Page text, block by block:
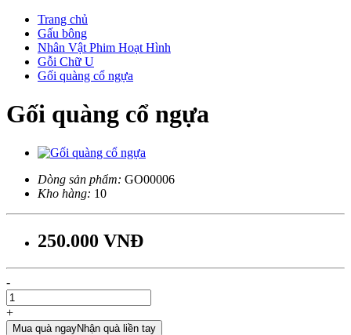
Trang chủ
Gấu bông
Nhân Vật Phim Hoạt Hình
Gỗi Chữ U
Gối quàng cổ ngựa
Gối quàng cổ ngựa
Dòng sản phẩm: GO00006
Kho hàng: 10
250.000 VNĐ
-
+
Mua quà ngayNhận quà liền tay